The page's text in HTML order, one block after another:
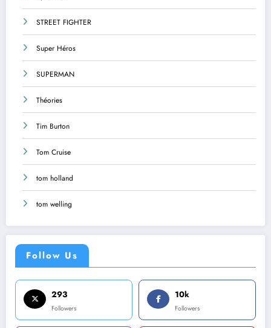
STREET FIGHTER
Super Héros
SUPERMAN
Théories
Tim Burton
Tom Cruise
tom holland
tom welling
Follow Us
293
Followers
10k
Followers